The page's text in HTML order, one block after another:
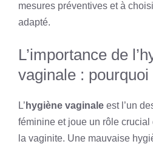
mesures préventives et à
adapté.
L’importance de
vaginale :
L’ hygiène vaginale est l’un
féminine et joue un rôle
la vaginite. Une mauvaise